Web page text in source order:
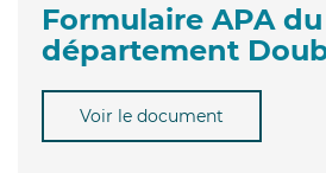
Formulaire APA du
département
Voir le document